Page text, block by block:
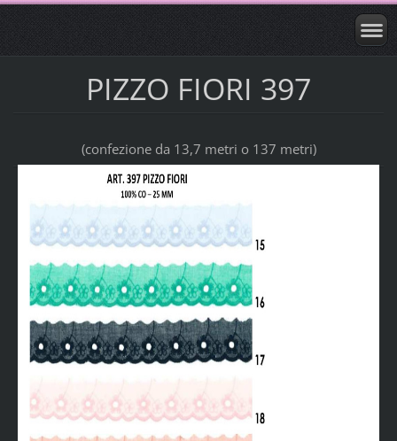
PIZZO FIORI 397
(confezione da 13,7 metri o 137 metri)